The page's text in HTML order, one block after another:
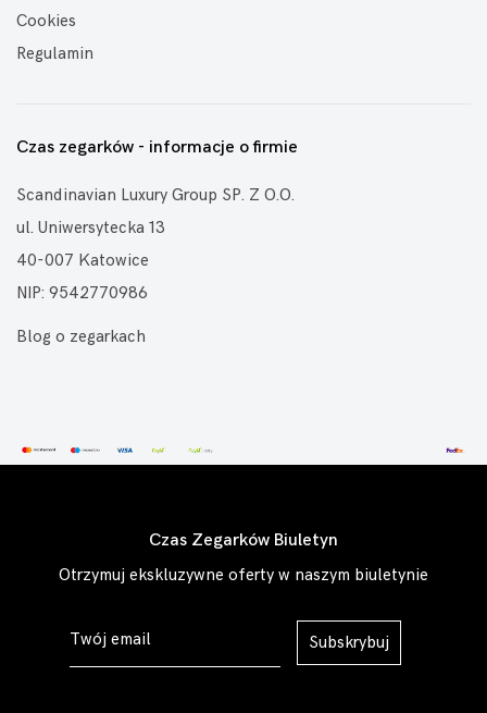
Cookies
Regulamin
Czas zegarków - informacje o firmie
Scandinavian Luxury Group SP. Z O.O.
ul. Uniwersytecka 13
40-007 Katowice
NIP: 9542770986
Blog o zegarkach
Czas Zegarków Biuletyn
Otrzymuj ekskluzywne oferty w naszym biuletynie
Subskrybuj